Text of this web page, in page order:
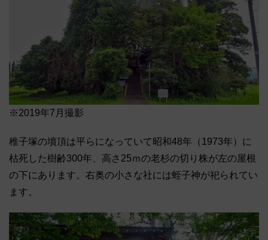
※2019年7月撮影
稚子塚の墳頂は平らになっていて昭和48年（1973年）に
枯死した樹齢300年、高さ25ｍの老杉の切り株が左の屋根
の下にあります。右奥の小さな社には蛭子神が祀られてい
ます。